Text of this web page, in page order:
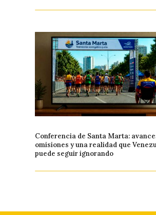
Conferencia de Santa Marta:
omisiones y una realidad que
puede seguir ignorando